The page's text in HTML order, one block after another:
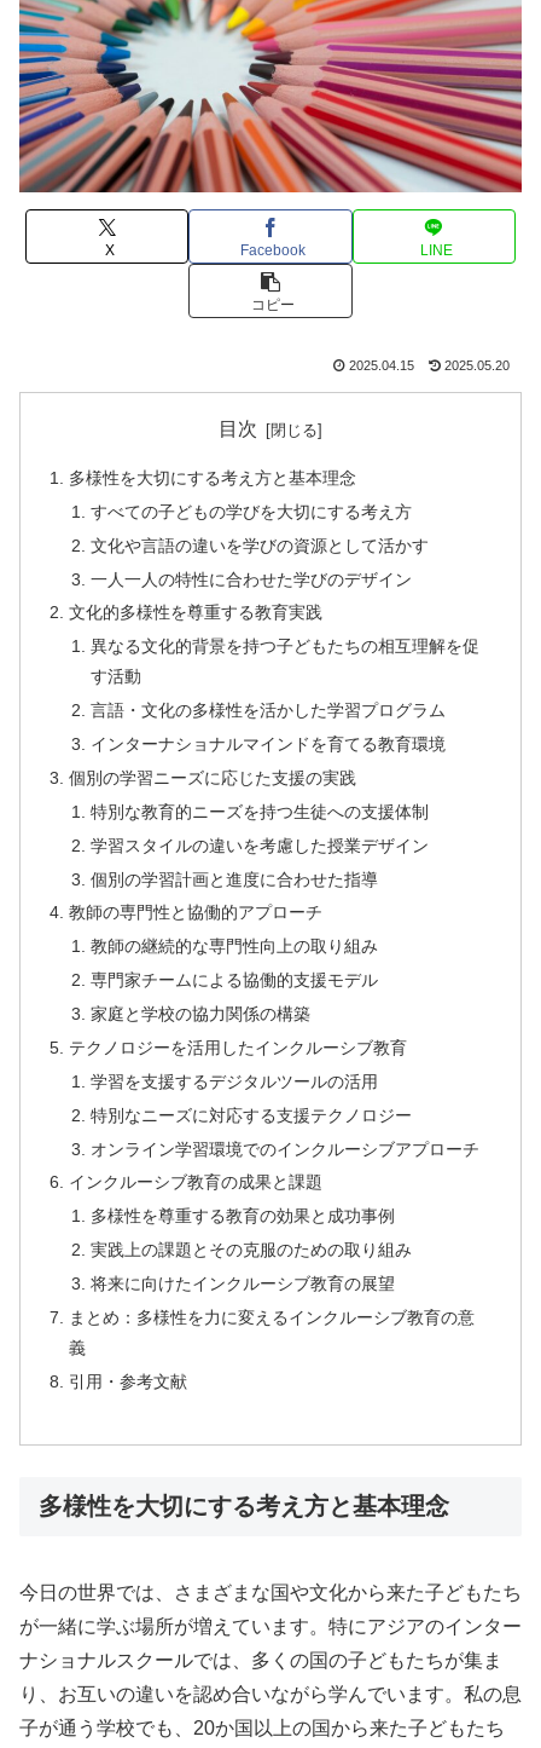
X Facebook LINE
コピー
2025.04.15 2025.05.20
目次
多様性を大切にする考え方と基本理念
すべての子どもの学びを大切にする考え方
文化や言語の違いを学びの資源として活かす
一人一人の特性に合わせた学びのデザイン
文化的多様性を尊重する教育実践
異なる文化的背景を持つ子どもたちの相互理解を促
す活動
言語・文化の多様性を活かした学習プログラム
インターナショナルマインドを育てる教育環境
個別の学習ニーズに応じた支援の実践
特別な教育的ニーズを持つ生徒への支援体制
学習スタイルの違いを考慮した授業デザイン
個別の学習計画と進度に合わせた指導
教師の専門性と協働的アプローチ
教師の継続的な専門性向上の取り組み
専門家チームによる協働的支援モデル
家庭と学校の協力関係の構築
テクノロジーを活用したインクルーシブ教育
学習を支援するデジタルツールの活用
特別なニーズに対応する支援テクノロジー
オンライン学習環境でのインクルーシブアプローチ
インクルーシブ教育の成果と課題
多様性を尊重する教育の効果と成功事例
実践上の課題とその克服のための取り組み
将来に向けたインクルーシブ教育の展望
まとめ：多様性を力に変えるインクルーシブ教育の意
義
引用・参考文献
多様性を大切にする考え方と基本理念
今日の世界では、さまざまな国や文化から来た子どもたち
が一緒に学ぶ場所が増えています。特にアジアのインター
ナショナルスクールでは、多くの国の子どもたちが集ま
り、お互いの違いを認め合いながら学んでいます。私の息
子が通う学校でも、20か国以上の国から来た子どもたち